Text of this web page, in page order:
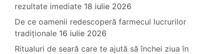
rezultate imediate 18 iulie 2026
De ce oamenii redescoperă farmecul lucrurilor
tradiționale 16 iulie 2026
Ritualuri de seară care te ajută să închei ziua în